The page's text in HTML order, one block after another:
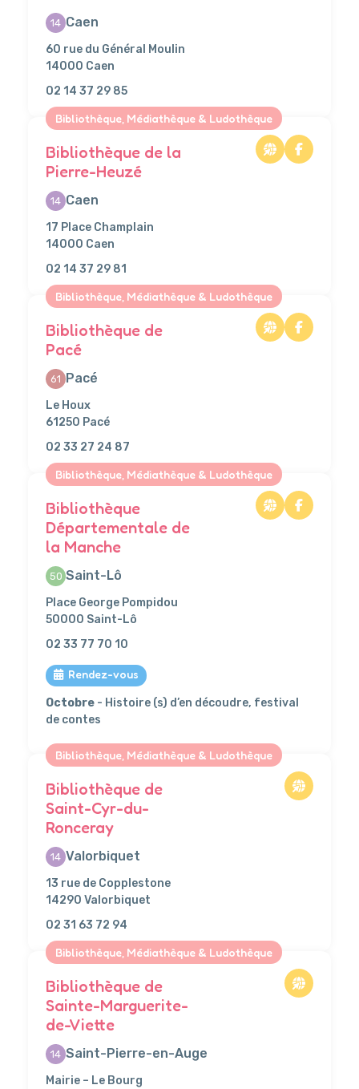
14 Caen
60 rue du Général Moulin
14000 Caen
02 14 37 29 85
Bibliothèque, Médiathèque & Ludothèque
Bibliothèque de la
Pierre-Heuzé
14 Caen
17 Place Champlain
14000 Caen
02 14 37 29 81
Bibliothèque, Médiathèque & Ludothèque
Bibliothèque de
Pacé
61 Pacé
Le Houx
61250 Pacé
02 33 27 24 87
Bibliothèque, Médiathèque & Ludothèque
Bibliothèque
Départementale de
la Manche
50 Saint-Lô
Place George Pompidou
50000 Saint-Lô
02 33 77 70 10
Rendez-vous
Octobre - Histoire (s) d’en découdre, festival
de contes
Bibliothèque, Médiathèque & Ludothèque
Bibliothèque de
Saint-Cyr-du-
Ronceray
14 Valorbiquet
13 rue de Copplestone
14290 Valorbiquet
02 31 63 72 94
Bibliothèque, Médiathèque & Ludothèque
Bibliothèque de
Sainte-Marguerite-
de-Viette
14 Saint-Pierre-en-Auge
Mairie – Le Bourg